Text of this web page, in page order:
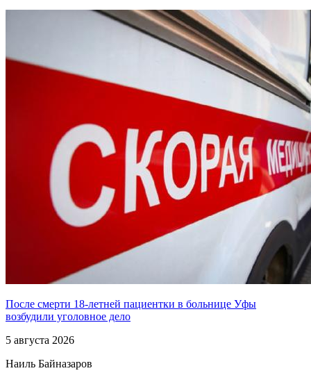
После смерти 18-летней пациентки в больнице Уфы
возбудили уголовное дело
5 августа 2026
Наиль Байназаров